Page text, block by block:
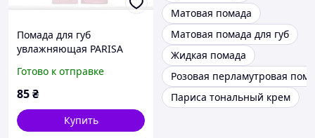
Помада для губ
увлажняющая PARISA
Готово к отправке
85₴
Купить
Матовая помада
Матовая помада для губ
Жидкая помада
Розовая перламутровая
Париса тональный крем